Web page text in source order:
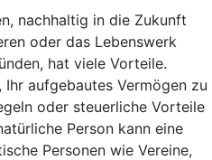
nachhaltig in die Zukunft
oder das Lebenswerk
hat viele Vorteile.
aufgebautes Vermögen zu
oder steuerliche Vorteile
Person kann eine
Personen wie Vereine,